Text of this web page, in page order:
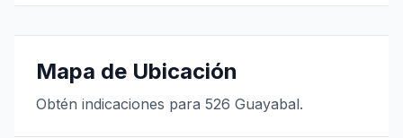
Mapa de Ubicación
Obtén indicaciones para 526 Guayabal.